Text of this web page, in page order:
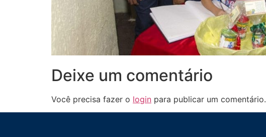
Deixe um comentário
Você precisa fazer o login para publicar um comentário.